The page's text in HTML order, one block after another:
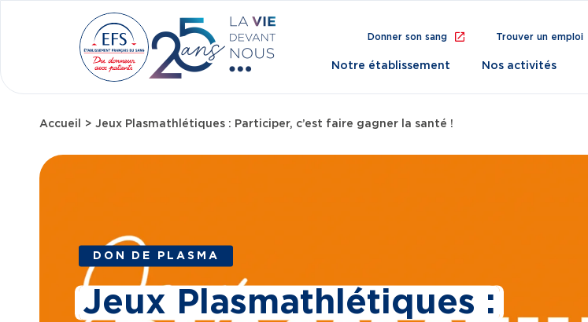
Donner son sang Trouver un emploi
Notre établissement Nos activités
Fil d'Ariane
Accueil Jeux Plasmathlétiques : Participer, c’est faire gagner la santé !
DON DE PLASMA
Jeux Plasmathlétiques :